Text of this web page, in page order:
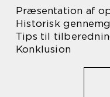
Præsentation af
Historisk
Tips til
Konklusion